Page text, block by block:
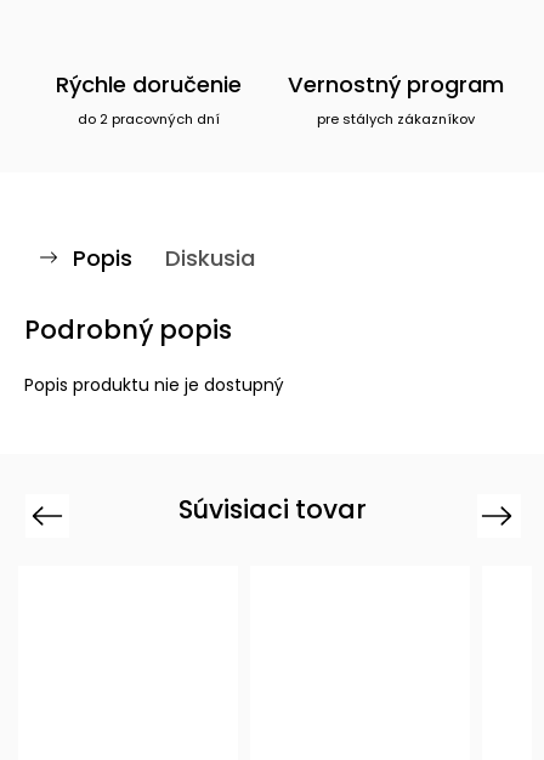
Rýchle doručenie
do 2 pracovných dní
Vernostný program
pre stálych zákazníkov
Popis Diskusia
Podrobný popis
Popis produktu nie je dostupný
Súvisiaci tovar
Previous Next